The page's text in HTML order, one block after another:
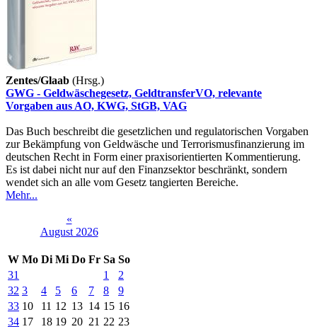
Zentes/Glaab (Hrsg.)
GWG - Geldwäschegesetz, GeldtransferVO, relevante
Vorgaben aus AO, KWG, StGB, VAG
Das Buch beschreibt die gesetzlichen und regulatorischen Vorgaben
zur Bekämpfung von Geldwäsche und Terrorismusfinanzierung im
deutschen Recht in Form einer praxisorientierten Kommentierung.
Es ist dabei nicht nur auf den Finanzsektor beschränkt, sondern
wendet sich an alle vom Gesetz tangierten Bereiche.
Mehr...
«
August 2026
W Mo Di Mi Do Fr Sa So
31
1
2
32 3 4 5 6 7 8
9
33 10 11 12 13 14 15 16
34 17 18 19 20 21 22 23